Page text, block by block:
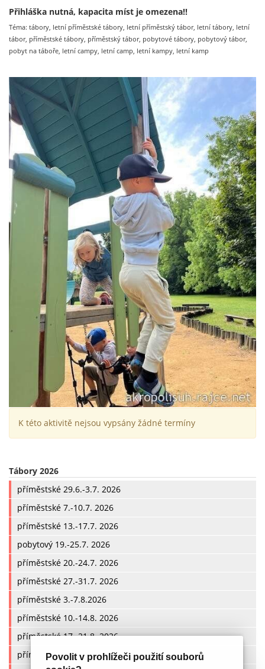
Povolit v prohlížeči použití souborů
Přihláška nutná, kapacita míst je omezena!!
Téma: tábory, letní příměstské tábory, letní příměstský tábor, letní tábory, letní
tábor, příměstské tábory, příměstský tábor, pobytové tábory, pobytový tábor,
pobyt na táboře, letní campy, letní camp, letní kampy, letní kamp
K této aktivitě nejsou vypsány žádné termíny
Tábory 2026
příměstské 29.6.-3.7. 2026
příměstské 7.-10.7. 2026
příměstské 13.-17.7. 2026
pobytový 19.-25.7. 2026
příměstské 20.-24.7. 2026
příměstské 27.-31.7. 2026
příměstské 3.-7.8.2026
příměstské 10.-14.8. 2026
příměstské 17.-21.8. 2026
příměstské 24.-28.8. 2026